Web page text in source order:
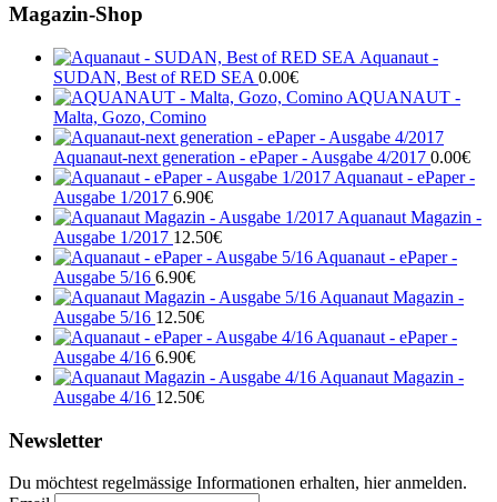
Magazin-Shop
Aquanaut -
SUDAN, Best of RED SEA 0.00€
AQUANAUT -
Malta, Gozo, Comino
Aquanaut-next generation - ePaper - Ausgabe 4/2017 0.00€
Aquanaut - ePaper -
Ausgabe 1/2017 6.90€
Aquanaut Magazin -
Ausgabe 1/2017 12.50€
Aquanaut - ePaper -
Ausgabe 5/16 6.90€
Aquanaut Magazin -
Ausgabe 5/16 12.50€
Aquanaut - ePaper -
Ausgabe 4/16 6.90€
Aquanaut Magazin -
Ausgabe 4/16 12.50€
Newsletter
Du möchtest regelmässige Informationen erhalten, hier anmelden.